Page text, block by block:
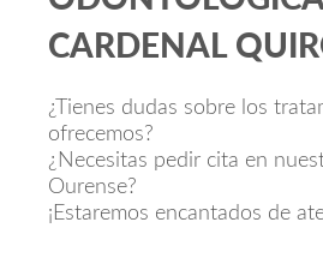
CARDENAL
¿Tienes dudas sobre los
ofrecemos?
¿Necesitas pedir cita en
Ourense?
¡Estaremos encantados de